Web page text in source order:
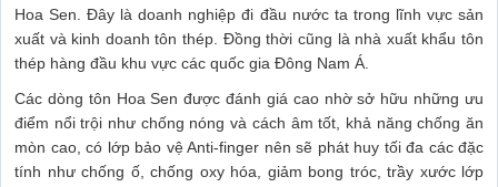
Hoa Sen. Đây là doanh nghiệp đi đầu nước ta trong lĩnh vực sản
xuất và kinh doanh tôn thép. Đồng thời cũng là nhà xuất khẩu tôn
thép hàng đầu khu vực các quốc gia Đông Nam Á.
Các dòng tôn Hoa Sen được đánh giá cao nhờ sở hữu những ưu
điểm nổi trội như chống nóng và cách âm tốt, khả năng chống ăn
mòn cao, có lớp bảo vệ Anti-finger nên sẽ phát huy tối đa các đặc
tính như chống ố, chống oxy hóa, giảm bong tróc, trầy xước lớp